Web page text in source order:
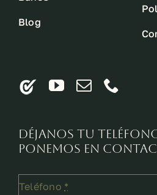
Blog
Déjanos tu
ponemos en
Teléfono *